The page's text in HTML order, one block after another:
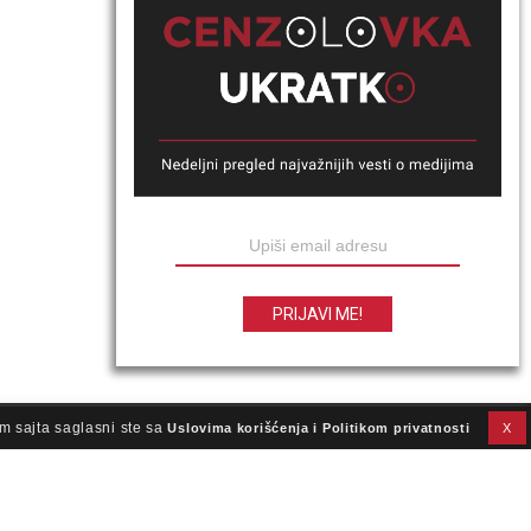
sajta saglasni ste saUslovima korišćenja i Politikom privatnosti X